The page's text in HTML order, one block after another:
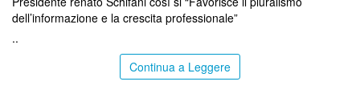
dell’informazione e la crescita professionale”
..
Continua a Leggere